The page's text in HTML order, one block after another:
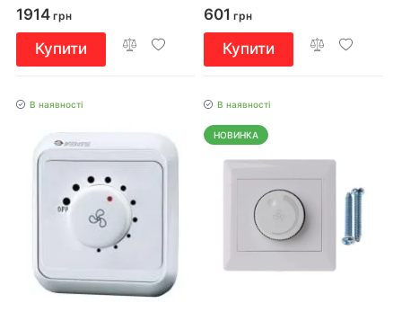
1914 грн
Купити
601 грн
Купити
В наявності В наявності
НОВИНКА